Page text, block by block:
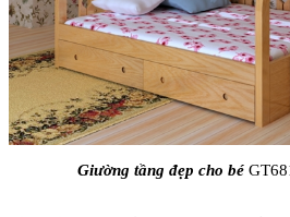
Giường tầng đẹp cho bé